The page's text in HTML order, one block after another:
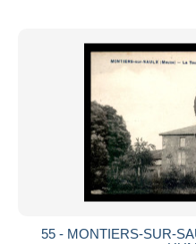
55 - MONTIERS-SUR-